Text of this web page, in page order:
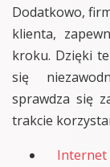
Dodatkowo,
klienta,
kroku. Dzięki
się
sprawdza się
trakcie
Internet